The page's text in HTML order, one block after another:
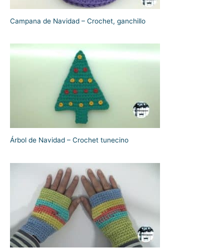
Campana de Navidad – Crochet, ganchillo
Árbol de Navidad – Crochet tunecino